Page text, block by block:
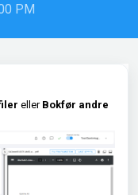
PM
eller Bokfør andre